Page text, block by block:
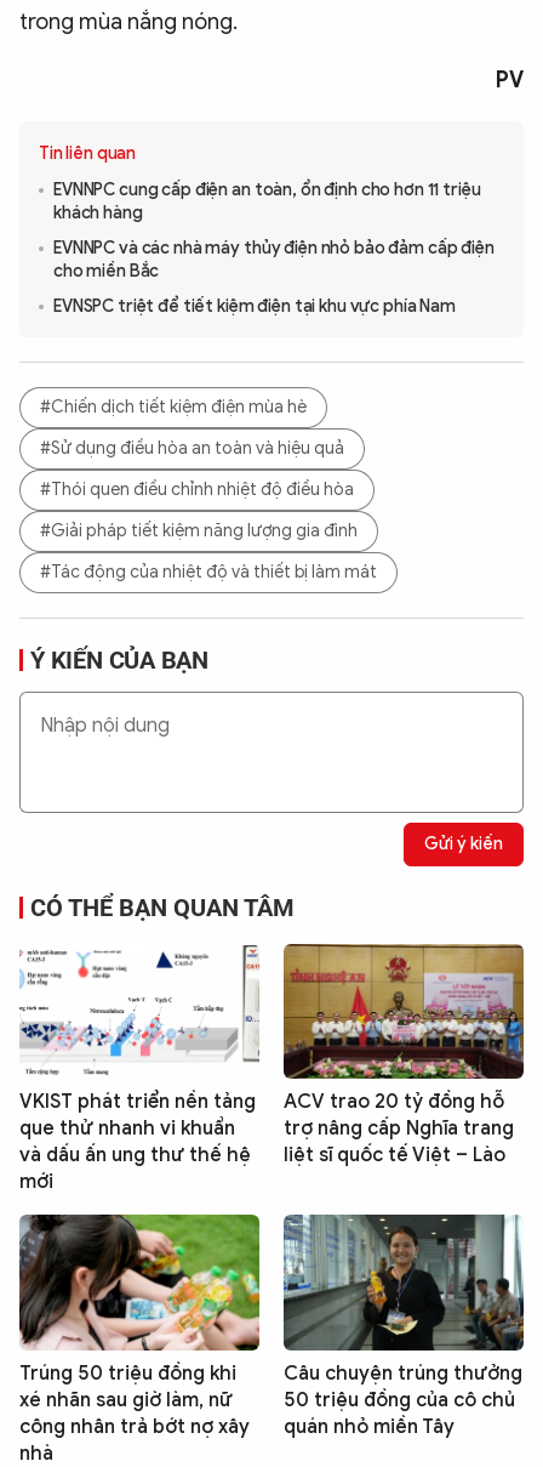
trong mùa nắng nóng.
PV
Tin liên quan
EVNNPC cung cấp điện an toàn, ổn định cho hơn 11 triệu
khách hàng
EVNNPC và các nhà máy thủy điện nhỏ bảo đảm cấp điện
cho miền Bắc
EVNSPC triệt để tiết kiệm điện tại khu vực phía Nam
#Chiến dịch tiết kiệm điện mùa hè
#Sử dụng điều hòa an toàn và hiệu quả
#Thói quen điều chỉnh nhiệt độ điều hòa
#Giải pháp tiết kiệm năng lượng gia đình
#Tác động của nhiệt độ và thiết bị làm mát
Ý KIẾN CỦA BẠN
Gửi ý kiến
CÓ THỂ BẠN QUAN TÂM
VKIST phát triển nền tảng
que thử nhanh vi khuẩn
và dấu ấn ung thư thế hệ
mới
ACV trao 20 tỷ đồng hỗ
trợ nâng cấp Nghĩa trang
liệt sĩ quốc tế Việt – Lào
Trúng 50 triệu đồng khi
xé nhãn sau giờ làm, nữ
công nhân trả bớt nợ xây
nhà
Câu chuyện trúng thưởng
50 triệu đồng của cô chủ
quán nhỏ miền Tây